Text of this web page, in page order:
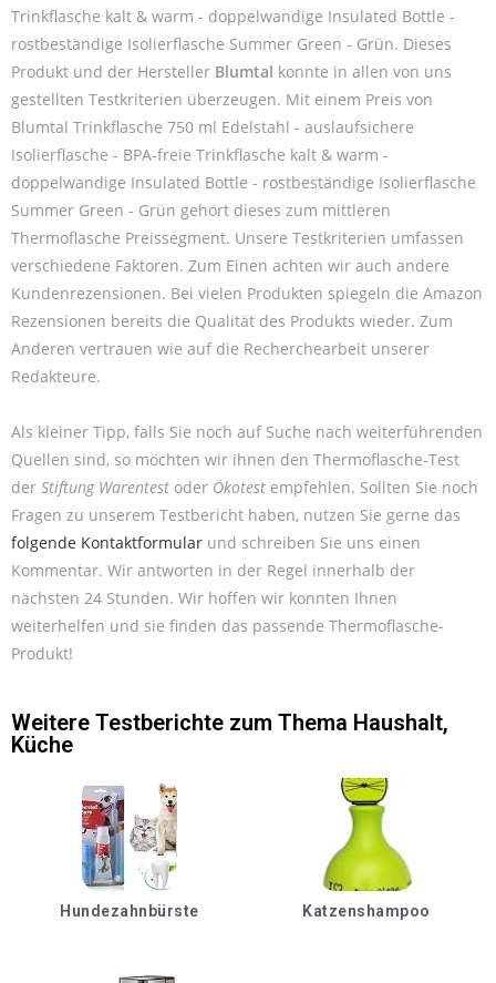
Trinkflasche kalt & warm - doppelwandige Insulated Bottle -
rostbeständige Isolierflasche Summer Green - Grün. Dieses
Produkt und der Hersteller Blumtal konnte in allen von uns
gestellten Testkriterien überzeugen. Mit einem Preis von
Blumtal Trinkflasche 750 ml Edelstahl - auslaufsichere
Isolierflasche - BPA-freie Trinkflasche kalt & warm -
doppelwandige Insulated Bottle - rostbeständige Isolierflasche
Summer Green - Grün gehört dieses zum mittleren
Thermoflasche Preissegment. Unsere Testkriterien umfassen
verschiedene Faktoren. Zum Einen achten wir auch andere
Kundenrezensionen. Bei vielen Produkten spiegeln die Amazon
Rezensionen bereits die Qualität des Produkts wieder. Zum
Anderen vertrauen wie auf die Recherchearbeit unserer
Redakteure.
Als kleiner Tipp, falls Sie noch auf Suche nach weiterführenden
Quellen sind, so möchten wir ihnen den Thermoflasche-Test
der Stiftung Warentest oder Ökotest empfehlen. Sollten Sie noch
Fragen zu unserem Testbericht haben, nutzen Sie gerne das
folgende Kontaktformular und schreiben Sie uns einen
Kommentar. Wir antworten in der Regel innerhalb der
nächsten 24 Stunden. Wir hoffen wir konnten Ihnen
weiterhelfen und sie finden das passende Thermoflasche-
Produkt!
Weitere Testberichte zum Thema Haushalt,
Küche
Hundezahnbürste Katzenshampoo